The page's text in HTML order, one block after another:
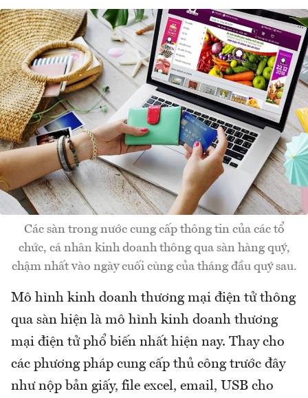
Các sàn trong nước cung cấp thông tin của các tổ
chức, cá nhân kinh doanh thông qua sàn hàng quý,
chậm nhất vào ngày cuối cùng của tháng đầu quý sau.
Mô hình kinh doanh thương mại điện tử thông
qua sàn hiện là mô hình kinh doanh thương
mại điện tử phổ biến nhất hiện nay. Thay cho
các phương pháp cung cấp thủ công trước đây
như nộp bản giấy, file excel, email, USB cho